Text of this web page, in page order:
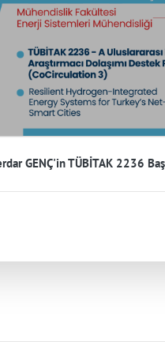
GENÇ'in TÜBİTAK 2236